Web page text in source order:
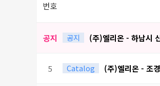
번호
공지 공지 (주)엘리온 - 하남시
5 Catalog (주)엘리온 - 조